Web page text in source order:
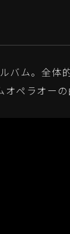
バム。全体
ペラオーの